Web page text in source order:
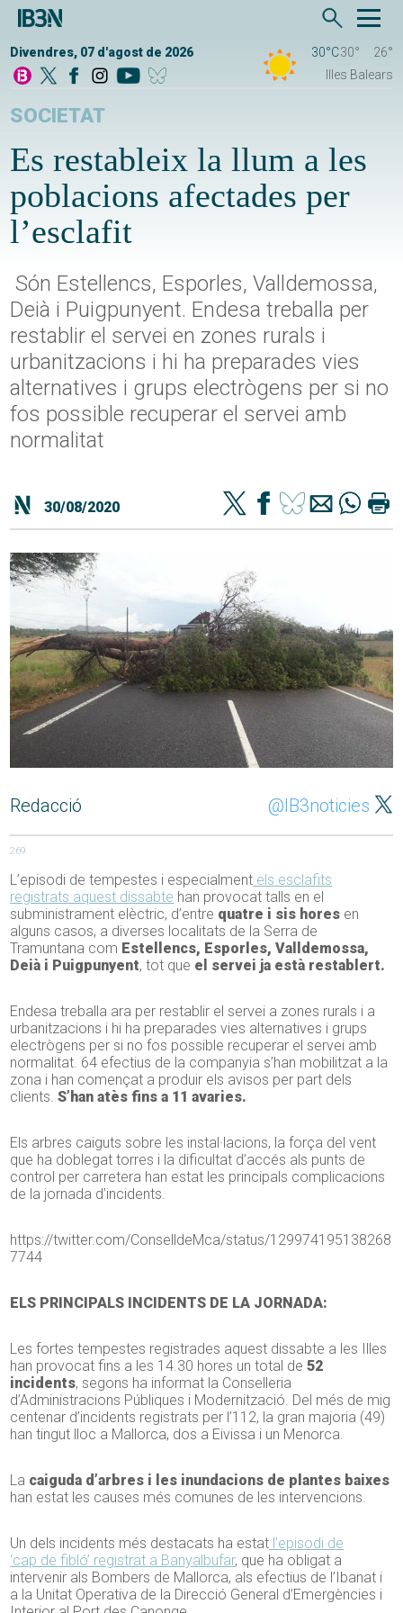
Divendres, 07 d'agost de 2026 30°C30°
26°
Illes Balears
SOCIETAT
Es restableix la llum a les
poblacions afectades per
l’esclafit
Són Estellencs, Esporles, Valldemossa,
Deià i Puigpunyent. Endesa treballa per
restablir el servei en zones rurals i
urbanitzacions i hi ha preparades vies
alternatives i grups electrògens per si no
fos possible recuperar el servei amb
normalitat
30/08/2020
Redacció @IB3noticies
269
L’episodi de tempestes i especialment els esclafits
registrats aquest dissabte han provocat talls en el
subministrament elèctric, d’entre quatre i sis hores en
alguns casos, a diverses localitats de la Serra de
Tramuntana com Estellencs, Esporles, Valldemossa,
Deià i Puigpunyent, tot que el servei ja està restablert.
Endesa treballa ara per restablir el servei a zones rurals i a
urbanitzacions i hi ha preparades vies alternatives i grups
electrògens per si no fos possible recuperar el servei amb
normalitat. 64 efectius de la companyia s’han mobilitzat a la
zona i han començat a produir els avisos per part dels
clients. S’han atès fins a 11 avaries.
Els arbres caiguts sobre les instal·lacions, la força del vent
que ha doblegat torres i la dificultat d’accés als punts de
control per carretera han estat les principals complicacions
de la jornada d’incidents.
https://twitter.com/ConselldeMca/status/129974195138268
7744
ELS PRINCIPALS INCIDENTS DE LA JORNADA:
Les fortes tempestes registrades aquest dissabte a les Illes
han provocat fins a les 14.30 hores un total de52
incidents, segons ha informat la Conselleria
d’Administracions Públiques i Modernització. Del més de mig
centenar d’incidents registrats per l’112, la gran majoria (49)
han tingut lloc a Mallorca, dos a Eivissa i un Menorca.
La caiguda d’arbres i les inundacions de plantes baixes
han estat les causes més comunes de les intervencions.
Un dels incidents més destacats ha estat l’episodi de
‘cap de fibló’ registrat a Banyalbufar, que ha obligat a
intervenir als Bombers de Mallorca, als efectius de l’Ibanat i
a la Unitat Operativa de la Direcció General d’Emergències i